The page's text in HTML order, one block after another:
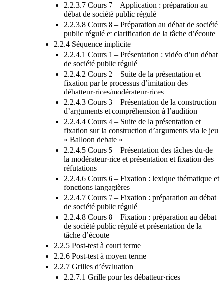
2.2.3.7 Cours 7 – Application : préparation au
débat de société public régulé
2.2.3.8 Cours 8 – Préparation au débat de société
public régulé et clarification de la tâche d’écoute
2.2.4 Séquence implicite
2.2.4.1 Cours 1 – Présentation : vidéo d’un débat
de société public régulé
2.2.4.2 Cours 2 – Suite de la présentation et
fixation par le processus d’imitation des
débatteur·rices/modérateur·rices
2.2.4.3 Cours 3 – Présentation de la construction
d’arguments et compréhension à l’audition
2.2.4.4 Cours 4 – Suite de la présentation et
fixation sur la construction d’arguments via le jeu
« Balloon debate »
2.2.4.5 Cours 5 – Présentation des tâches du·de
la modérateur·rice et présentation et fixation des
réfutations
2.2.4.6 Cours 6 – Fixation : lexique thématique et
fonctions langagières
2.2.4.7 Cours 7 – Fixation : préparation au débat
de société public régulé
2.2.4.8 Cours 8 – Fixation : préparation au débat
de société public régulé et présentation de la
tâche d’écoute
2.2.5 Post-test à court terme
2.2.6 Post-test à moyen terme
2.2.7 Grilles d’évaluation
2.2.7.1 Grille pour les débatteur·rices